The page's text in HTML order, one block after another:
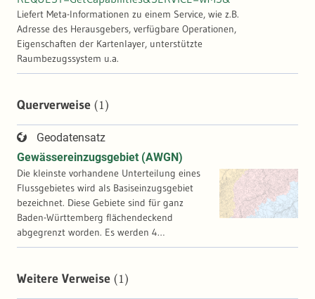
Liefert Meta-Informationen zu einem Service, wie z.B.
Adresse des Herausgebers, verfügbare Operationen,
Eigenschaften der Kartenlayer, unterstützte
Raumbezugssystem u.a.
Querverweise (1)
Geodatensatz
Gewässereinzugsgebiet (AWGN)
Die kleinste vorhandene Unterteilung eines
Flussgebietes wird als Basiseinzugsgebiet
bezeichnet. Diese Gebiete sind für ganz
Baden-Württemberg flächendeckend
abgegrenzt worden. Es werden 4
Gebietstypen unterschieden: Einzugs-,
hydrologisch übergeordneten Gebiete
Weitere Verweise (1)